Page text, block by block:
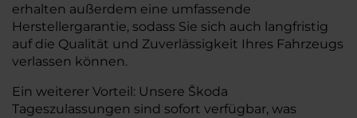
erhalten außerdem eine umfassende
Herstellergarantie, sodass Sie sich auch langfristig
auf die Qualität und Zuverlässigkeit Ihres Fahrzeugs
verlassen können.
Ein weiterer Vorteil: Unsere Škoda
Tageszulassungen sind sofort verfügbar, was